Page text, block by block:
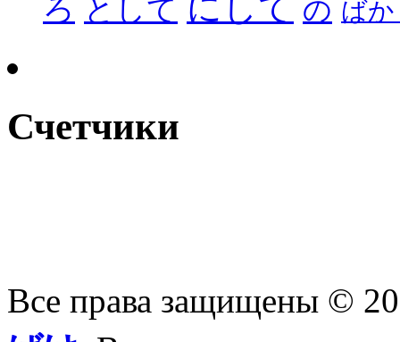
ろ として の ば
Счетчики
Все права защищены ©